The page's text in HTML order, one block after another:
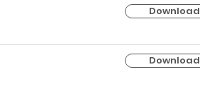
Download
Download